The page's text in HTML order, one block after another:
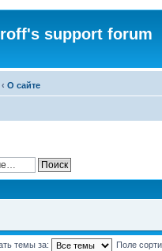
support forum
‹ О сайте
темы за: Поле